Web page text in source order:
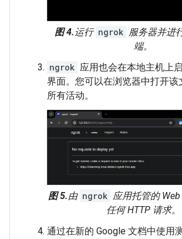
图 4. 运行 ngrok 服务器并进
端。
ngrok 应用也会在本地主机上
界面。您可以在浏览器中打开该
所有活动。
图 5.由 ngrok 应用托管的
任何 HTTP 请求。
通过在新的 Google 文档中使用